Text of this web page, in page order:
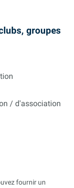
groupes
/ d'association
fournir un